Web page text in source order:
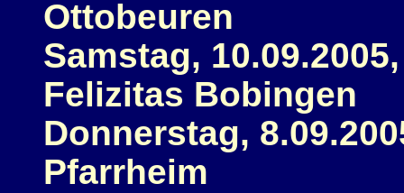
Ottobeuren
Samstag,
Felizitas Bobingen
Donnerstag,
Pfarrheim